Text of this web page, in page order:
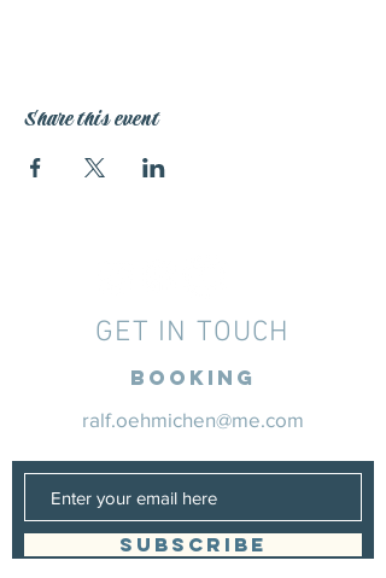
Share this event
GET IN TOUCH
Booking
ralf.oehmichen@me.com
SUBSCRIBE